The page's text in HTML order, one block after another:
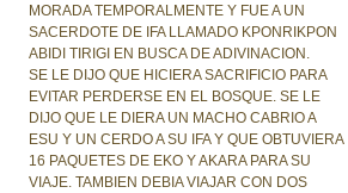
MORADA TEMPORALMENTE Y FUE A UN
SACERDOTE DE IFA LLAMADO KPONRIKPON
ABIDI TIRIGI EN BUSCA DE ADIVINACION.
SE LE DIJO QUE HICIERA SACRIFICIO PARA
EVITAR PERDERSE EN EL BOSQUE. SE LE
DIJO QUE LE DIERA UN MACHO CABRIO A
ESU Y UN CERDO A SU IFA Y QUE OBTUVIERA
16 PAQUETES DE EKO Y AKARA PARA SU
VIAJE. TAMBIEN DEBIA VIAJAR CON DOS